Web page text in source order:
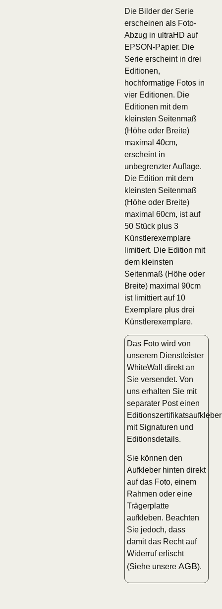
Die Bilder der Serie
erscheinen als Foto-
Abzug in ultraHD auf
EPSON-Papier. Die
Serie erscheint in drei
Editionen,
hochformatige Fotos in
vier Editionen. Die
Editionen mit dem
kleinsten Seitenmaß
(Höhe oder Breite)
maximal 40cm,
erscheint in
unbegrenzter Auflage.
Die Edition mit dem
kleinsten Seitenmaß
(Höhe oder Breite)
maximal 60cm, ist auf
50 Stück plus 3
Künstlerexemplare
limitiert. Die Edition mit
dem kleinsten
Seitenmaß (Höhe oder
Breite) maximal 90cm
ist limittiert auf 10
Exemplare plus drei
Künstlerexemplare.
Das Foto wird von
unserem Dienstleister
WhiteWall direkt an
Sie versendet. Von
uns erhalten Sie mit
separater Post einen
Editionszertifikatsaufkleber
mit Signaturen und
Editionsdetails.
Sie können den
Aufkleber hinten direkt
auf das Foto, einem
Rahmen oder eine
Trägerplatte
aufkleben. Beachten
Sie jedoch, dass
damit das Recht auf
Widerruf erlischt
(Siehe unsereAGB).